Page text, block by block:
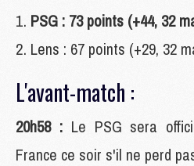
PSG : 73 points (+44, 32
Lens : 67 points (+29, 32
L'avant-match :
20h58 : Le PSG sera
France ce soir s'il ne perd